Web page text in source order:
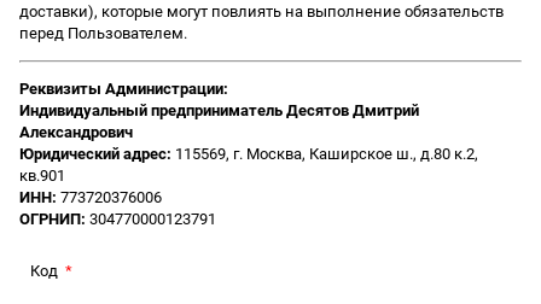
доставки), которые могут повлиять на выполнение обязательств
перед Пользователем.
Реквизиты Администрации:
Индивидуальный предприниматель Десятов Дмитрий
Александрович
Юридический адрес: 115569, г. Москва, Каширское ш., д.80 к.2,
кв.901
ИНН: 773720376006
ОГРНИП: 304770000123791
Код